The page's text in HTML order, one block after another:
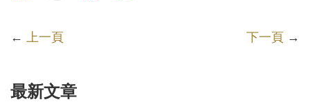
← 上一頁 下一頁 →
最新文章